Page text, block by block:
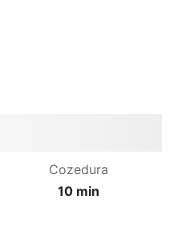
Cozedura
10 min